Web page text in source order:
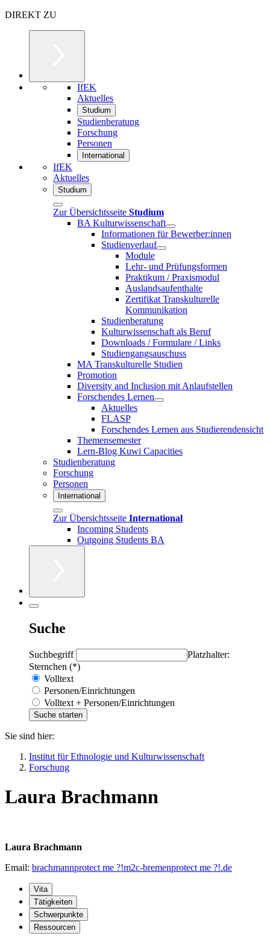
DIREKT ZU
IfEK
Aktuelles
Studium
Studienberatung
Forschung
Personen
International
IfEK
Aktuelles
Studium
Zur Übersichtsseite Studium
BA Kulturwissenschaft
Informationen für Bewerber:innen
Studienverlauf
Module
Lehr- und Prüfungsformen
Praktikum / Praxismodul
Auslandsaufenthalte
Zertifikat Transkulturelle
Kommunikation
Studienberatung
Kulturwissenschaft als Beruf
Downloads / Formulare / Links
Studiengangsauschuss
MA Transkulturelle Studien
Promotion
Diversity and Inclusion mit Anlaufstellen
Forschendes Lernen
Aktuelles
FLASP
Forschendes Lernen aus Studierendensicht
Themensemester
Lern-Blog Kuwi Capacities
Studienberatung
Forschung
Personen
International
Zur Übersichtsseite International
Incoming Students
Outgoing Students BA
Suche
Suchbegriff
Platzhalter:
Sternchen (*)
Volltext
Personen/Einrichtungen
Volltext + Personen/Einrichtungen
Sie sind hier:
Institut für Ethnologie und Kulturwissenschaft
Forschung
Laura Brachmann
Laura Brachmann
Email: brachmannprotect me ?!m2c-bremenprotect me ?!.de
Vita
Tätigkeiten
Schwerpunkte
Ressourcen